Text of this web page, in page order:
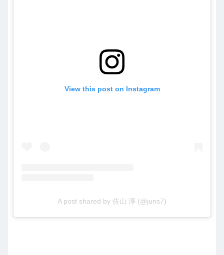
View this post on Instagram
A post shared by 佐山 淳 (@juns7)